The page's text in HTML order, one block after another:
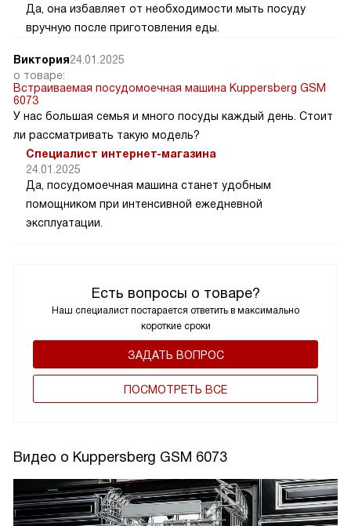
Есть вопросы о товаре?
Наш специалист постарается ответить в максимально
короткие сроки
ЗАДАТЬ ВОПРОС
ПОCМОТРЕТЬ ВСЕ
Да, она избавляет от необходимости мыть посуду
вручную после приготовления еды.
Виктория24.01.2025
о товаре:
Встраиваемая посудомоечная машина Kuppersberg GSM
6073
У нас большая семья и много посуды каждый день. Стоит
ли рассматривать такую модель?
Специалист интернет-магазина
24.01.2025
Да, посудомоечная машина станет удобным
помощником при интенсивной ежедневной
эксплуатации.
Видео о Kuppersberg GSM 6073